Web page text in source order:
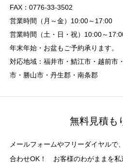
FAX：0776-33-3502
営業時間（月～金）10:00～17:00
営業時間（土・日・祝）10:00～
年末年始・お盆もご予約承ります。
対応地域：福井市・鯖江市・越前市
市・勝山市・丹生郡・南条郡
無料見積も
メールフォームやフリーダイヤルで
合わせOK！ お客様のわがままを私